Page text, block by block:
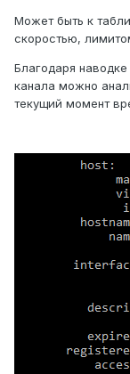
Может быть к
скоростью,
Благодаря
канала можно
текущий момент